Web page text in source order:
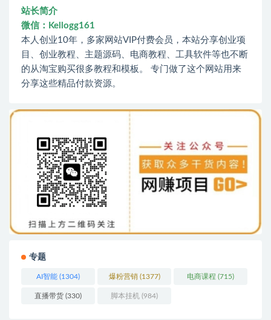
站长简介
微信：Kellogg161
本人创业10年，多家网站VIP付费会员，本站分享创业项
目、创业教程、主题源码、电商教程、工具软件等也不断
的从淘宝购买很多教程和模板。 专门做了这个网站用来
分享这些精品付款资源。
专题
AI智能 (1304) 爆粉营销 (1377) 电商课程 (715)
直播带货 (330) 脚本挂机 (984)